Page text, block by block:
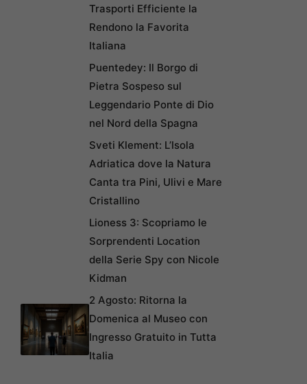
Trasporti Efficiente la
Rendono la Favorita
Italiana
Puentedey: Il Borgo di
Pietra Sospeso sul
Leggendario Ponte di Dio
nel Nord della Spagna
Sveti Klement: L’Isola
Adriatica dove la Natura
Canta tra Pini, Ulivi e Mare
Cristallino
Lioness 3: Scopriamo le
Sorprendenti Location
della Serie Spy con Nicole
Kidman
2 Agosto: Ritorna la
Domenica al Museo con
Ingresso Gratuito in Tutta
Italia